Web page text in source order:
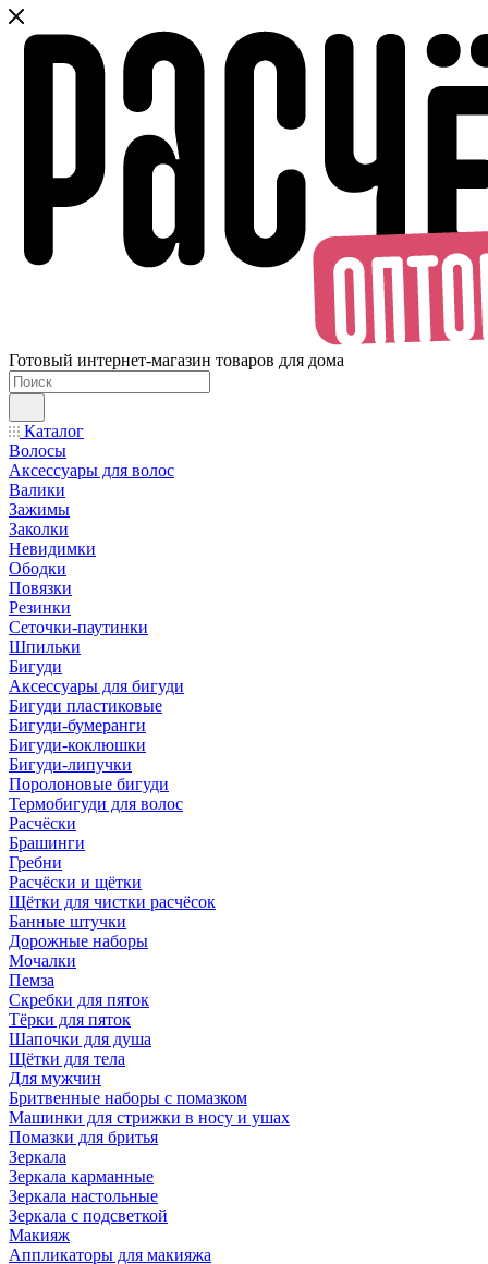
Готовый интернет-магазин товаров для дома
Каталог
Волосы
Аксессуары для волос
Валики
Зажимы
Заколки
Невидимки
Ободки
Повязки
Резинки
Сеточки-паутинки
Шпильки
Бигуди
Аксессуары для бигуди
Бигуди пластиковые
Бигуди-бумеранги
Бигуди-коклюшки
Бигуди-липучки
Поролоновые бигуди
Термобигуди для волос
Расчёски
Брашинги
Гребни
Расчёски и щётки
Щётки для чистки расчёсок
Банные штучки
Дорожные наборы
Мочалки
Пемза
Скребки для пяток
Тёрки для пяток
Шапочки для душа
Щётки для тела
Для мужчин
Бритвенные наборы с помазком
Машинки для стрижки в носу и ушах
Помазки для бритья
Зеркала
Зеркала карманные
Зеркала настольные
Зеркала с подсветкой
Макияж
Аппликаторы для макияжа